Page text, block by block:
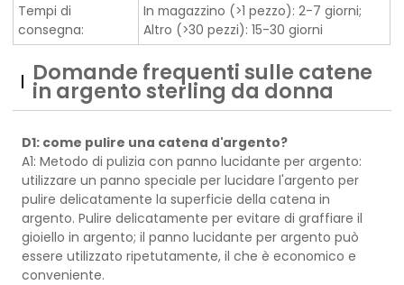
Tempi di
consegna:
In magazzino (>1 pezzo): 2-7 giorni;
Altro (>30 pezzi): 15-30 giorni
Domande frequenti sulle catene
in argento sterling da donna
D1: come pulire una catena d'argento?
A1: Metodo di pulizia con panno lucidante per argento:
utilizzare un panno speciale per lucidare l'argento per
pulire delicatamente la superficie della catena in
argento. Pulire delicatamente per evitare di graffiare il
gioiello in argento; il panno lucidante per argento può
essere utilizzato ripetutamente, il che è economico e
conveniente.